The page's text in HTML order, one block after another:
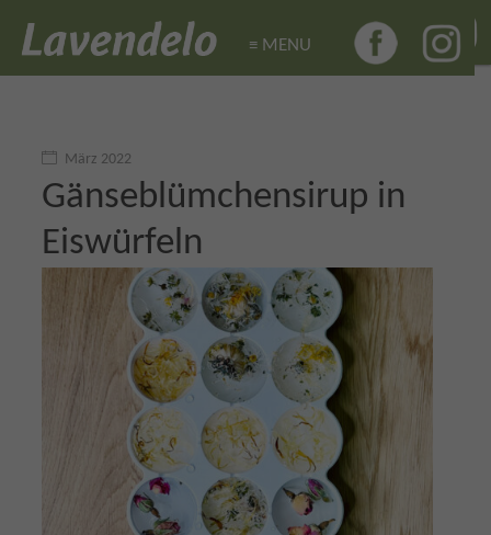
≡ MENU
≡ MENU
März 2022
Gänseblümchensirup in
Eiswürfeln